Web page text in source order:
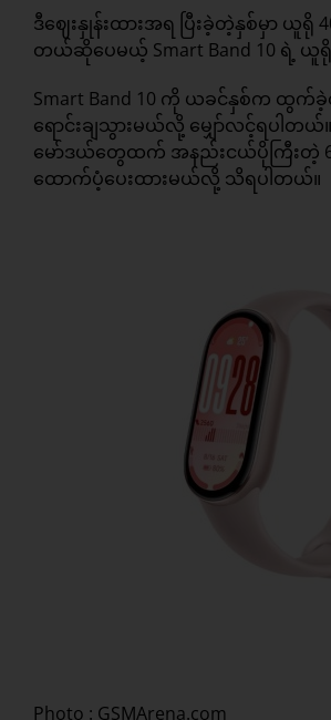
ဒီဈေးနှုန်းထားအရ ပြီးခဲ့တဲ့နှစ်မှာ ယူရို
တယ်ဆိုပေမယ့် Smart Band 10 ရဲ့ ယူရို
Smart Band 10 ကို ယခင်နှစ်က ထွ
ရောင်းချသွားမယ်လို့ မျှော်လင့်ရပါ
မော်ဒယ်တွေထက် အနည်းငယ်ပိုကြီးတဲ့ 60Hz
ထောက်ပံ့ပေးထားမယ်လို့ သိရပါတယ်။
Photo : GSMArena.com